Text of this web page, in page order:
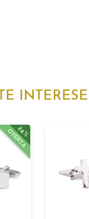
INTERESE
24%
OFERTA